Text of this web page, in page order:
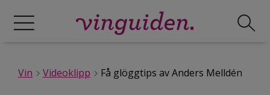
Vin Videoklipp Få glöggtips av Anders Melldén